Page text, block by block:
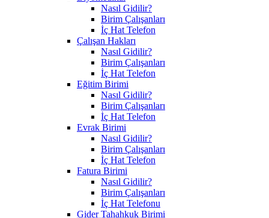
Nasıl Gidilir?
Birim Çalışanları
İç Hat Telefon
Çalışan Hakları
Nasıl Gidilir?
Birim Çalışanları
İç Hat Telefon
Eğitim Birimi
Nasıl Gidilir?
Birim Çalışanları
İç Hat Telefon
Evrak Birimi
Nasıl Gidilir?
Birim Çalışanları
İç Hat Telefon
Fatura Birimi
Nasıl Gidilir?
Birim Çalışanları
İç Hat Telefonu
Gider Tahahkuk Birimi